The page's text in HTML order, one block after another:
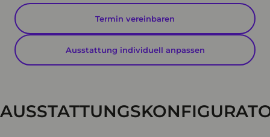
Termin vereinbaren
Ausstattung individuell anpassen